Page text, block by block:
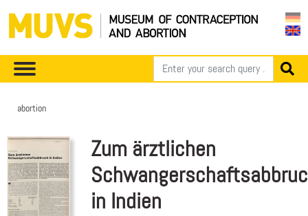
abortion
Zum ärztlichen
in Indien